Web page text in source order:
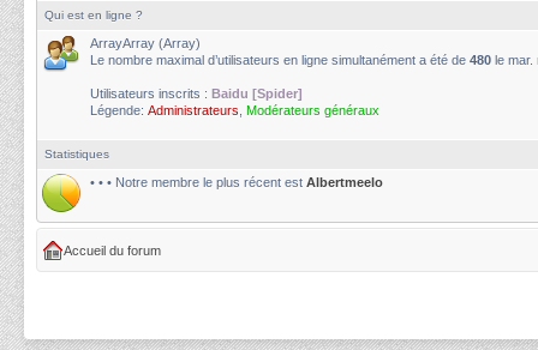
Qui est en ligne ?
ArrayArray (Array)
Le nombre maximal d’utilisateurs en ligne simultanément a été de 480 le mar.
Utilisateurs inscrits : Baidu [Spider]
Légende: Administrateurs Modérateurs généraux
Statistiques
• • • Notre membre le plus récent est Albertmeelo
Accueil du forum